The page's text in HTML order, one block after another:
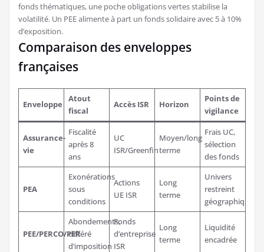
fonds thématiques, une poche obligations vertes stabilise la
volatilité. Un PEE alimente à part un fonds solidaire avec 5 à 10%
d’exposition.
Comparaison des enveloppes
françaises
Enveloppe
Atout
fiscal
Accès ISR Horizon
Points de
vigilance
Assurance-
vie
Fiscalité
après 8
ans
UC
ISR/Greenfin
Moyen/long
terme
Frais UC,
sélection
des fonds
PEA
Exonérations
sous
conditions
Actions
UE ISR
Long
terme
Univers
restreint
PEE/PERCO/PER
Abondements,
différé
d’imposition
Fonds
d’entreprise
ISR
Long
terme
Liquidité
encadrée